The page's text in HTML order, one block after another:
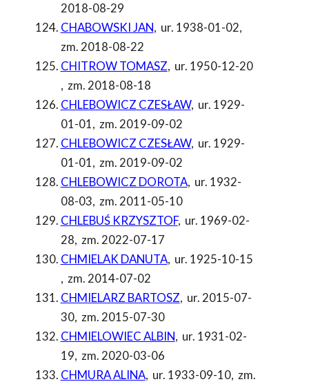
2018-08-29
CHABOWSKI JAN, ur. 1938-01-02,
zm. 2018-08-22
CHITROW TOMASZ, ur. 1950-12-20
, zm. 2018-08-18
CHLEBOWICZ CZESŁAW, ur. 1929-
01-01, zm. 2019-09-02
CHLEBOWICZ CZESŁAW, ur. 1929-
01-01, zm. 2019-09-02
CHLEBOWICZ DOROTA, ur. 1932-
08-03, zm. 2011-05-10
CHLEBUŚ KRZYSZTOF, ur. 1969-02-
28, zm. 2022-07-17
CHMIELAK DANUTA, ur. 1925-10-15
, zm. 2014-07-02
CHMIELARZ BARTOSZ, ur. 2015-07-
30, zm. 2015-07-30
CHMIELOWIEC ALBIN, ur. 1931-02-
19, zm. 2020-03-06
CHMURA ALINA, ur. 1933-09-10, zm.